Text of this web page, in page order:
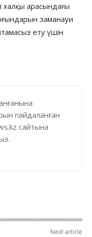
халқы арасындағы
заманауи
ету үшін
пайдаланған
сайтына
Next article